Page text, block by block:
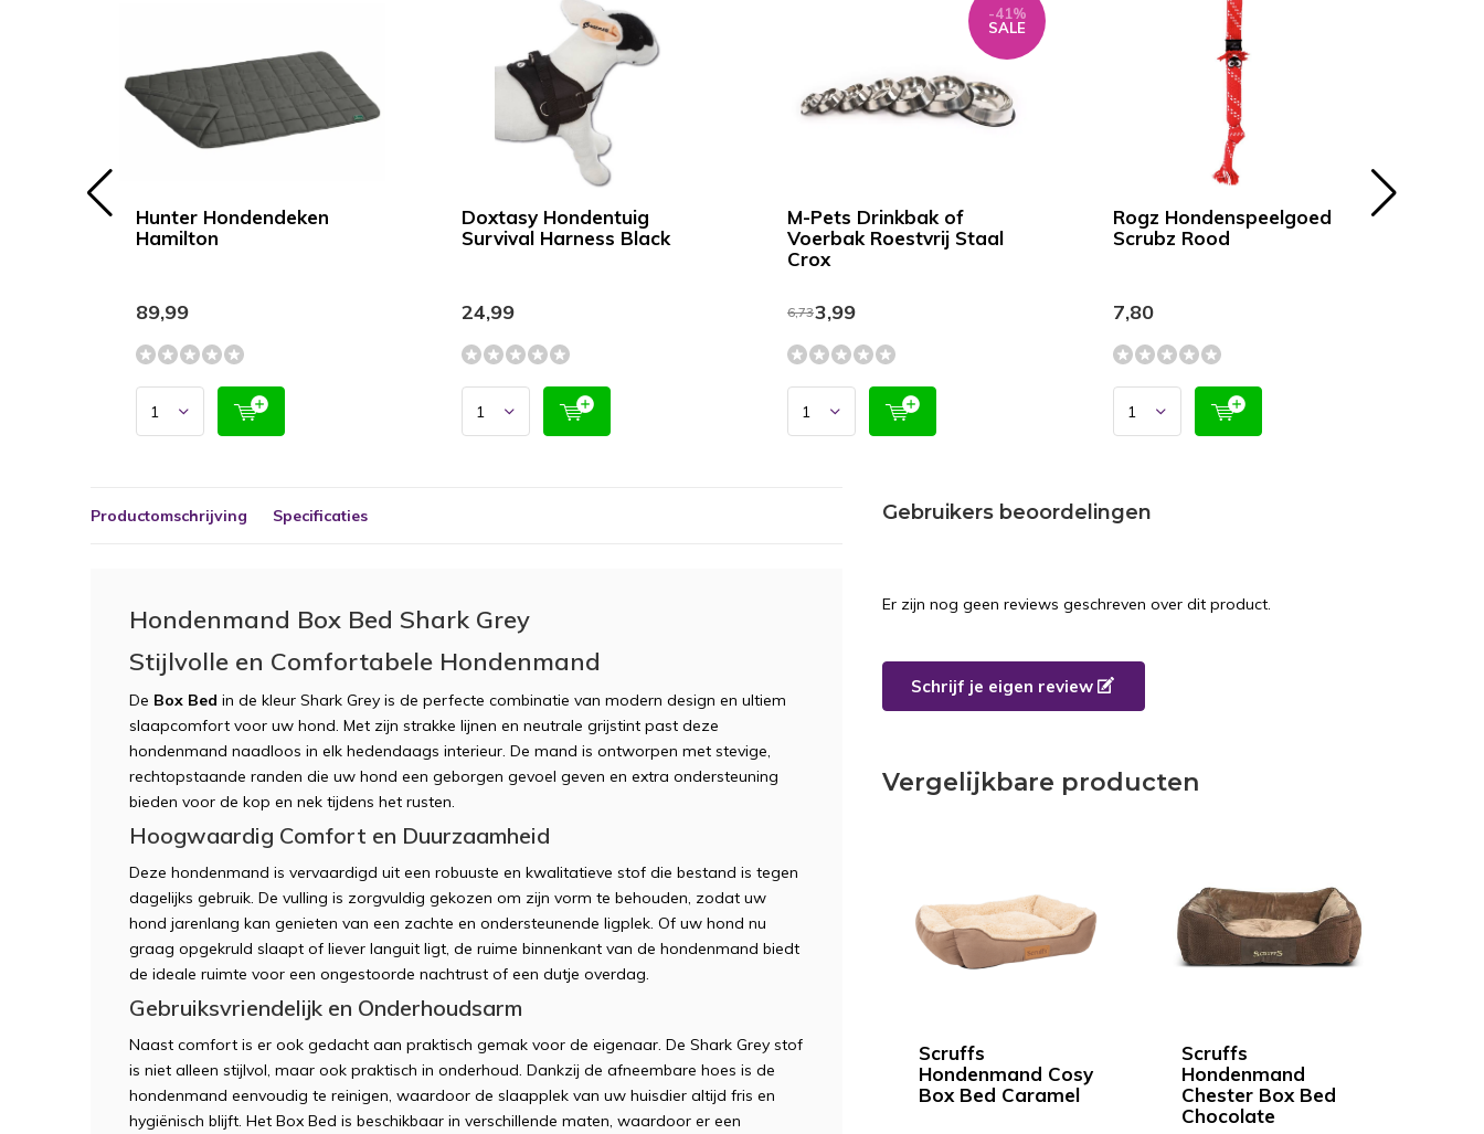
Hunter Hondendeken
Hamilton
89,99
Doxtasy Hondentuig
Survival Harness Black
24,99
M-Pets Drinkbak of
Voerbak Roestvrij Staal
Crox
-41%
SALE
6,733,99
Rogz Hondenspeelgoed
Scrubz Rood
7,80
Productomschrijving Specificaties
Hondenmand Box Bed Shark Grey
Stijlvolle en Comfortabele Hondenmand
De Box Bed in de kleur Shark Grey is de perfecte combinatie van modern design en ultiem
slaapcomfort voor uw hond. Met zijn strakke lijnen en neutrale grijstint past deze
hondenmand naadloos in elk hedendaags interieur. De mand is ontworpen met stevige,
rechtopstaande randen die uw hond een geborgen gevoel geven en extra ondersteuning
bieden voor de kop en nek tijdens het rusten.
Hoogwaardig Comfort en Duurzaamheid
Deze hondenmand is vervaardigd uit een robuuste en kwalitatieve stof die bestand is tegen
dagelijks gebruik. De vulling is zorgvuldig gekozen om zijn vorm te behouden, zodat uw
hond jarenlang kan genieten van een zachte en ondersteunende ligplek. Of uw hond nu
graag opgekruld slaapt of liever languit ligt, de ruime binnenkant van de hondenmand biedt
de ideale ruimte voor een ongestoorde nachtrust of een dutje overdag.
Gebruiksvriendelijk en Onderhoudsarm
Naast comfort is er ook gedacht aan praktisch gemak voor de eigenaar. De Shark Grey stof
is niet alleen stijlvol, maar ook praktisch in onderhoud. Dankzij de afneembare hoes is de
hondenmand eenvoudig te reinigen, waardoor de slaapplek van uw huisdier altijd fris en
hygiënisch blijft. Het Box Bed is beschikbaar in verschillende maten, waardoor er een
Gebruikers beoordelingen
Er zijn nog geen reviews geschreven over dit product.
Schrijf je eigen review
Vergelijkbare producten
Scruffs
Hondenmand Cosy
Box Bed Caramel
Scruffs
Hondenmand
Chester Box Bed
Chocolate